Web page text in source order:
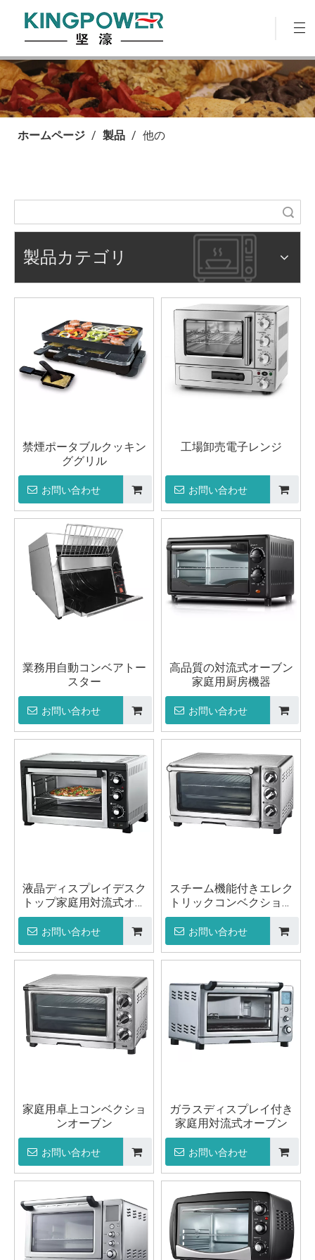
ホームページ / 製品 / 他の
製品カテゴリ
禁煙ポータブルクッキン
ググリル
お問い合わせ
工場卸売電子レンジ
お問い合わせ
業務用自動コンベアトー
スター
お問い合わせ
高品質の対流式オーブン
家庭用厨房機器
お問い合わせ
液晶ディスプレイデスク
トップ家庭用対流式オー
ブン
お問い合わせ
スチーム機能付きエレク
トリックコンベクション
オーブン オーブン焼き装
置
お問い合わせ
家庭用卓上コンベクショ
ンオーブン
お問い合わせ
ガラスディスプレイ付き
家庭用対流式オーブン
お問い合わせ